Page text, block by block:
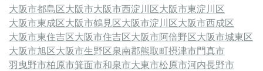
大阪市都島区大阪市大阪市西淀川区大阪市東淀川区
大阪市東成区大阪市鶴見区大阪市淀川区大阪市西成区
大阪市東住吉区大阪市住吉区大阪市阿倍野区大阪市城東区
大阪市旭区大阪市生野区泉南郡熊取町摂津市門真市
羽曳野市柏原市箕面市和泉市大東市松原市河内長野市